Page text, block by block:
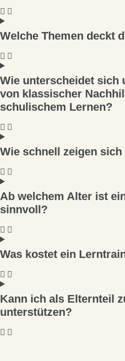
Welche Themen deckt
Wie unterscheidet sich
von klassischer
schulischem Lernen?
Wie schnell zeigen
Ab welchem Alter ist
sinnvoll?
Was kostet ein
Kann ich als Elternteil
unterstützen?